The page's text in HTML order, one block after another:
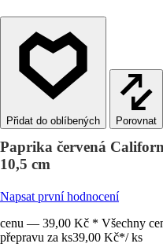
Porovnat
Paprika červená
10,5 cm
Napsat první hodnocení
cenu — 39,00 Kč * Všechny
přepravu za ks39,00 Kč*/ ks